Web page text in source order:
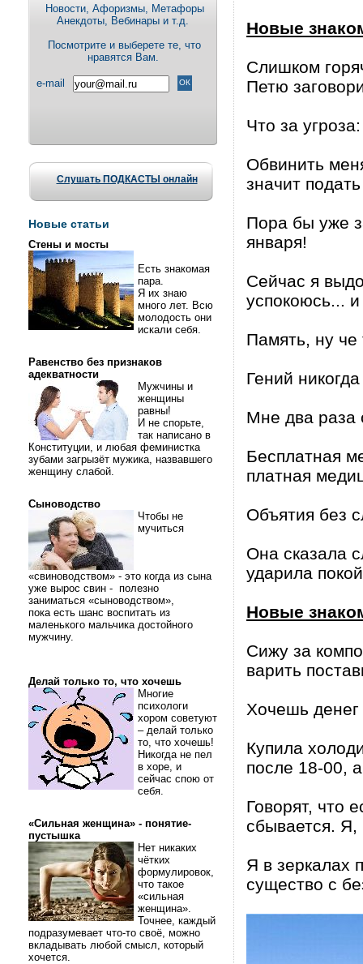
Новости, Aфоризмы, Метафоры
Анекдоты, Вебинары и т.д.
Посмотрите и выберете те, что
нравятся Вам.
e-mail
Слушать ПОДКАСТЫ онлайн
Новые статьи
Стены и мосты
Есть знакомая
пара.
Я их знаю
много лет. Всю
молодость они
искали себя.
Равенство без признаков
адекватности
Мужчины и
женщины
равны!
И не спорьте,
так написано в
Конституции, и любая феминистка
зубами загрызёт мужика, назвавшего
женщину слабой.
Сыноводство
Чтобы не
мучиться
«свиноводством» - это когда из сына
уже вырос свин - полезно
заниматься «сыноводством»,
пока есть шанс воспитать из
маленького мальчика достойного
мужчину.
Делай только то, что хочешь
Многие
психологи
хором советуют
– делай только
то, что хочешь!
Никогда не пел
в хоре, и
сейчас спою от
себя.
«Сильная женщина» - понятие-
пустышка
Нет никаких
чётких
формулировок,
что такое
«сильная
женщина».
Точнее, каждый
подразумевает что-то своё, можно
вкладывать любой смысл, который
хочется.
Новые
Слишком
Петю
Что за
Обвинить
значит
Пора бы уже
января!
Сейчас я
успокоюсь...
Память, ну
Гений
Мне два раза
Бесплатная
платная
Объятия без
Она сказала
ударила
Новые
Сижу за
варить
Хочешь
Купила
после 18-00,
Говорят, что
сбывается. Я,
Я в зеркалах
существо с